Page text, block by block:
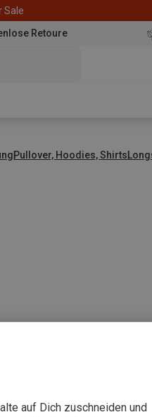
Sale
Retoure
Pullover, Hoodies, Shirts
auf Dich zuschneiden und